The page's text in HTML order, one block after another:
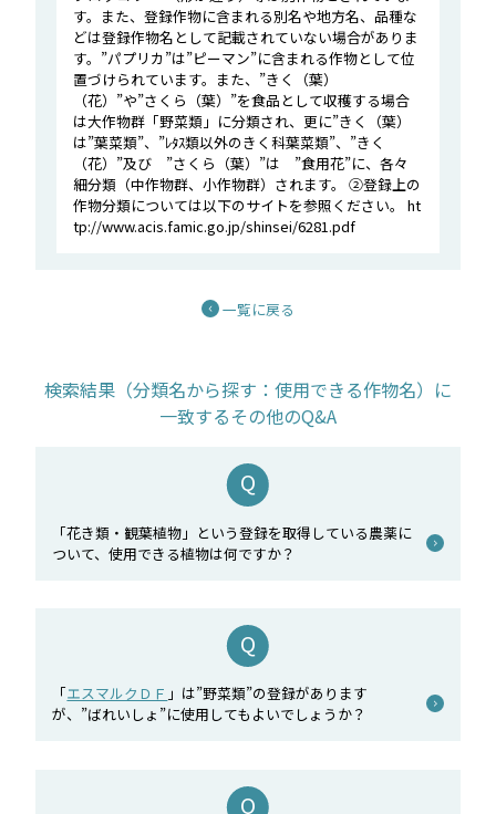
す。また、登録作物に含まれる別名や地方名、品種な
どは登録作物名として記載されていない場合がありま
す。”パプリカ”は”ピーマン”に含まれる作物として位
置づけられています。また、”きく（葉）
（花）”や”さくら（葉）”を食品として収穫する場合
は大作物群「野菜類」に分類され、更に”きく（葉）
は”葉菜類”、”ﾚﾀｽ類以外のきく科葉菜類”、”きく
（花）”及び ”さくら（葉）”は ”食用花”に、各々
細分類（中作物群、小作物群）されます。 ②登録上の
作物分類については以下のサイトを参照ください。 ht
tp://www.acis.famic.go.jp/shinsei/6281.pdf
一覧に戻る
検索結果（分類名から探す：使用できる作物名）に
一致するその他のQ&A
「花き類・観葉植物」という登録を取得している農薬に
ついて、使用できる植物は何ですか？
「エスマルクＤＦ 」は”野菜類”の登録があります
が、”ばれいしょ”に使用してもよいでしょうか？